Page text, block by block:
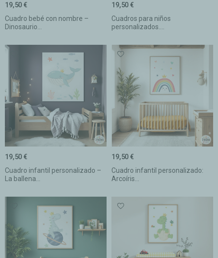
Cuadro bebé con nombre –
Dinosaurio...
19,50 €
Cuadros para niños
personalizados....
19,50 €
Cuadro infantil personalizado –
La ballena...
19,50 €
Cuadro infantil personalizado:
Arcoíris...
19,50 €